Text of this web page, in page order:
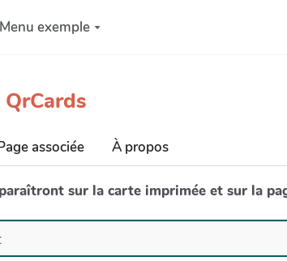
Menu exemple
associée À propos
sur la carte imprimée et sur la